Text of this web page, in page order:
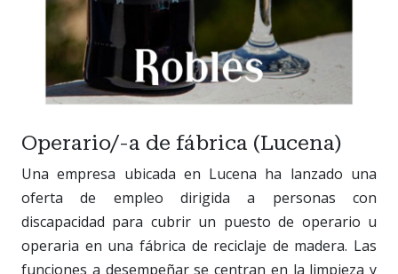
Operario/-a de fábrica (Lucena)
Una empresa ubicada en Lucena ha lanzado una
oferta de empleo dirigida a personas con
discapacidad para cubrir un puesto de operario u
operaria en una fábrica de reciclaje de madera. Las
funciones a desempeñar se centran en la limpieza y